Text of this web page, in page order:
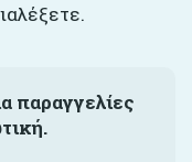
παραγγελίες